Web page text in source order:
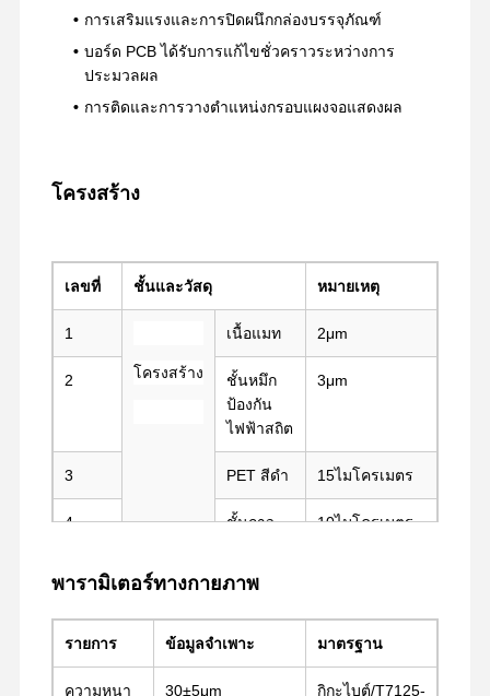
ทัวร์โรงงาน
ควบคุม
ติดต่อเรา จอทตอนนี้
เทปสองหน้า
เทปปิดหน้า
เทป PTFE
เทป PI
หนัง PI
การเสริมแรงและการปิดผนึกกล่องบรรจุภัณฑ์
บอร์ด PCB ได้รับการแก้ไขชั่วคราวระหว่างการ
ประมวลผล
การติดและการวางตำแหน่งกรอบแผงจอแสดงผล
โครงสร้าง
เลขที่ ชั้นและวัสดุ หมายเหตุ
1
โครงสร้าง
เนื้อแมท 2μm
2
ชั้นหมึก
ป้องกัน
ไฟฟ้าสถิต
3μm
3 PET สีดำ 15ไมโครเมตร
4 ชั้นกาว 10ไมโครเมตร
ของกริด
พารามิเตอร์ทางกายภาพ
รายการ ข้อมูลจำเพาะ มาตรฐาน
ความหนา 30±5μm กิกะไบต์/T7125-